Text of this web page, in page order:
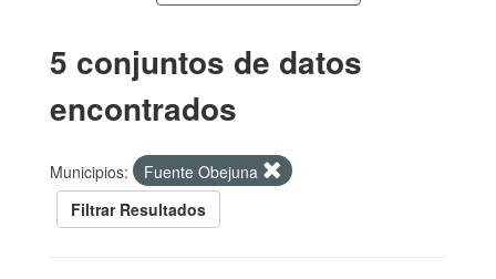
5 conjuntos de datos
encontrados
Municipios:
Fuente Obejuna
Filtrar Resultados